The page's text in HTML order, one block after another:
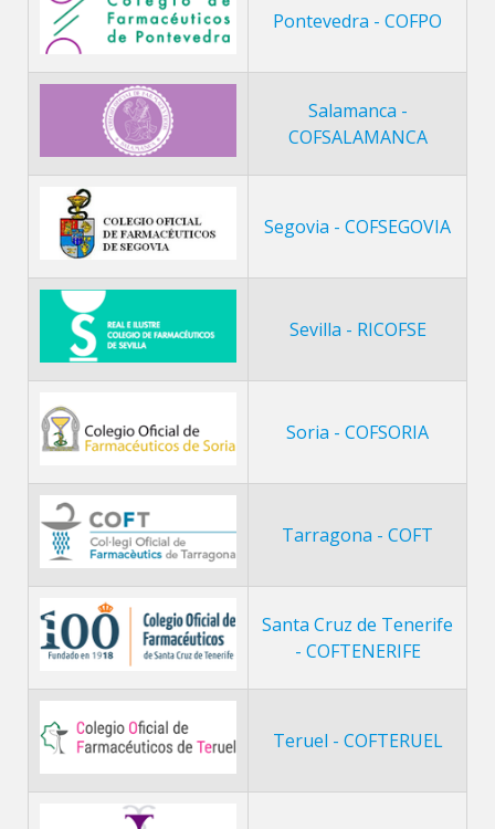
Pontevedra - COFPO
Salamanca -
COFSALAMANCA
Segovia - COFSEGOVIA
Sevilla - RICOFSE
Soria - COFSORIA
Tarragona - COFT
Santa Cruz de Tenerife
- COFTENERIFE
Teruel - COFTERUEL